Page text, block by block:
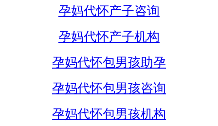
孕妈代怀产子咨询
孕妈代怀产子机构
孕妈代怀包男孩助孕
孕妈代怀包男孩咨询
孕妈代怀包男孩机构